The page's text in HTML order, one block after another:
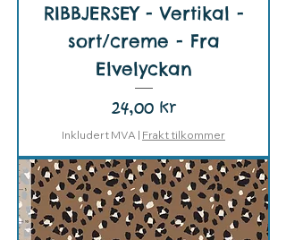
RIBBJERSEY - Vertikal -
sort/creme - Fra
Elvelyckan
Pris
24,00 kr
Inkludert MVA | Frakt tilkommer